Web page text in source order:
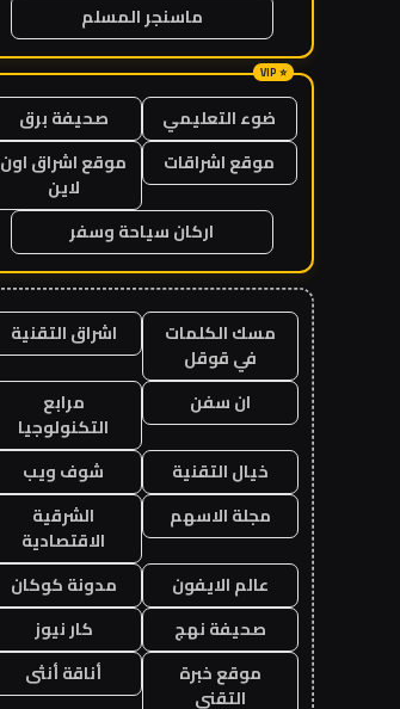
ماسنجر المسلم
ضوء التعليمي
صحيفة برق
موقع اشراقات
موقع اشراق اون
لاين
اركان سياحة وسفر
مسك الكلمات
في قوقل
اشراق التقنية
ان سفن
مرابع
التكنولوجيا
خيال التقنية
شوف ويب
مجلة الاسهم
الشرقية
الاقتصادية
عالم الايفون
مدونة كوكان
صحيفة نهج
كار نيوز
موقع خبرة
التقني
أناقة أنثى